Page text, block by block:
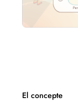
El concepte